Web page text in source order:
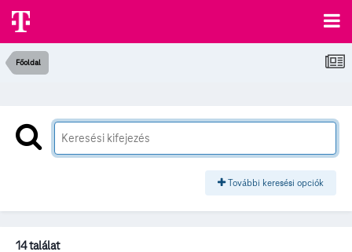
Főoldal
További keresési opciók
14 találat